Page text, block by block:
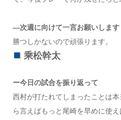
―次週に向けて一言お願いします
勝つしかないので頑張ります。
乘松幹太
ー今日の試合を振り返って
西村が打たれてしまったことは
ら言えばもっと尾崎を早めに使